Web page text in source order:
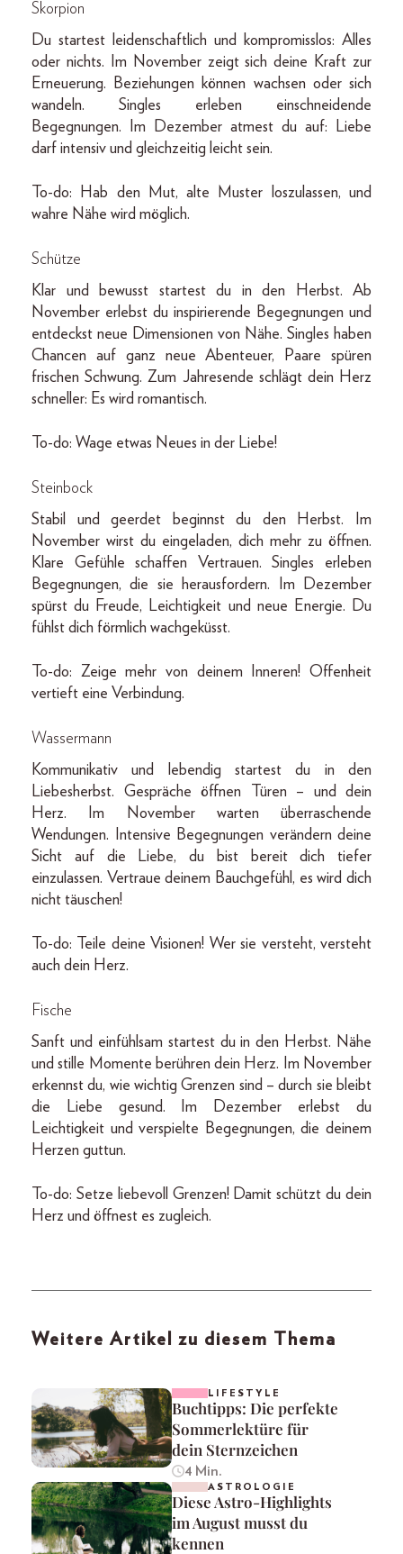
Skorpion
Du startest leidenschaftlich und kompromisslos: Alles
oder nichts. Im November zeigt sich deine Kraft zur
Erneuerung. Beziehungen können wachsen oder sich
wandeln. Singles erleben einschneidende
Begegnungen. Im Dezember atmest du auf: Liebe
darf intensiv und gleichzeitig leicht sein.
To-do: Hab den Mut, alte Muster loszulassen, und
wahre Nähe wird möglich.
Schütze
Klar und bewusst startest du in den Herbst. Ab
November erlebst du inspirierende Begegnungen und
entdeckst neue Dimensionen von Nähe. Singles haben
Chancen auf ganz neue Abenteuer, Paare spüren
frischen Schwung. Zum Jahresende schlägt dein Herz
schneller: Es wird romantisch.
To-do: Wage etwas Neues in der Liebe!
Steinbock
Stabil und geerdet beginnst du den Herbst. Im
November wirst du eingeladen, dich mehr zu öffnen.
Klare Gefühle schaffen Vertrauen. Singles erleben
Begegnungen, die sie herausfordern. Im Dezember
spürst du Freude, Leichtigkeit und neue Energie. Du
fühlst dich förmlich wachgeküsst.
To-do: Zeige mehr von deinem Inneren! Offenheit
vertieft eine Verbindung.
Wassermann
Kommunikativ und lebendig startest du in den
Liebesherbst. Gespräche öffnen Türen – und dein
Herz. Im November warten überraschende
Wendungen. Intensive Begegnungen verändern deine
Sicht auf die Liebe, du bist bereit dich tiefer
einzulassen. Vertraue deinem Bauchgefühl, es wird dich
nicht täuschen!
To-do: Teile deine Visionen! Wer sie versteht, versteht
auch dein Herz.
Fische
Sanft und einfühlsam startest du in den Herbst. Nähe
und stille Momente berühren dein Herz. Im November
erkennst du, wie wichtig Grenzen sind – durch sie bleibt
die Liebe gesund. Im Dezember erlebst du
Leichtigkeit und verspielte Begegnungen, die deinem
Herzen guttun.
To-do: Setze liebevoll Grenzen! Damit schützt du dein
Herz und öffnest es zugleich.
Weitere Artikel zu diesem Thema
LIFESTYLE
Buchtipps: Die perfekte
Sommerlektüre für
dein Sternzeichen
4 Min.
ASTROLOGIE
Diese Astro-Highlights
im August musst du
kennen